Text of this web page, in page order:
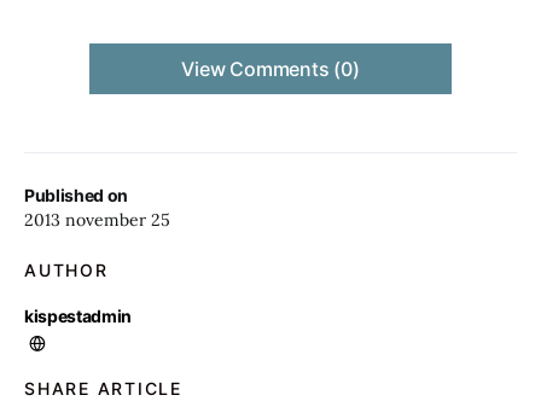
Published on
2013 november 25
AUTHOR
kispestadmin
SHARE ARTICLE
View Comments (0)